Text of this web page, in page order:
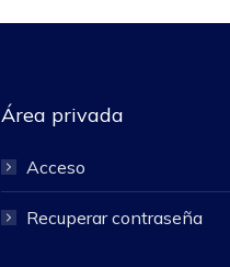
Área privada
Acceso
Recuperar contraseña